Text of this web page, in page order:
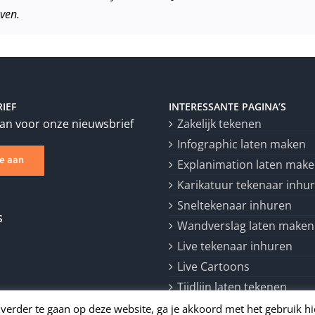
voor onze nieuwsbrief
aan
INTERESSANTE PAGINA’S
Zakelijk tekenen
Infographic laten maken
Explanimation laten
Karikatuur tekenaar
Sneltekenaar inhuren
Wandverslag laten maken
Live tekenaar inhuren
Live Cartoons
Tijdlijn laten tekenen
te gaan op deze website, ga je akkoord met het